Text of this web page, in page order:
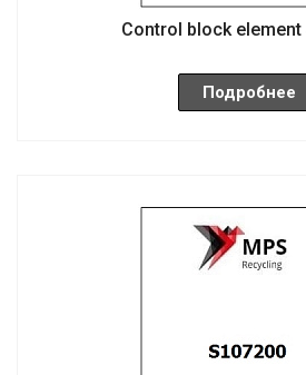
Control block element
Подробнее